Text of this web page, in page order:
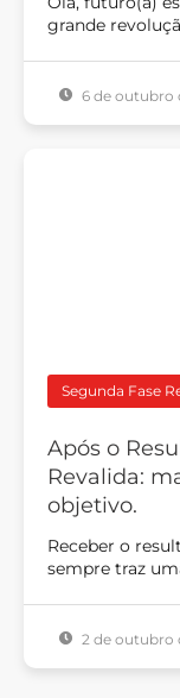
grande
6 de outubro
Segunda Fase
Após o
Revalida:
objetivo.
Receber o
sempre traz
2 de outubro